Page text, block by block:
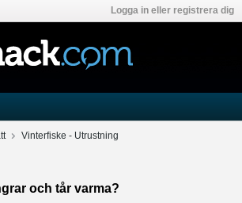
Logga in eller registrera dig
Vinterfiske - Utrustning
och tår varma?